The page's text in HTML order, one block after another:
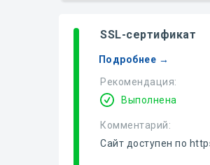
SSL-сертификат
Рекомендация:
Комментарий:
Выполнена
Сайт доступен по
Подробнее →